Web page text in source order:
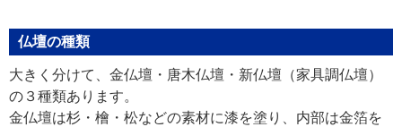
仏壇の種類
大きく分けて、金仏壇・唐木仏壇・新仏壇（家具調仏壇）
の３種類あります。
金仏壇は杉・檜・松などの素材に漆を塗り、内部は金箔を